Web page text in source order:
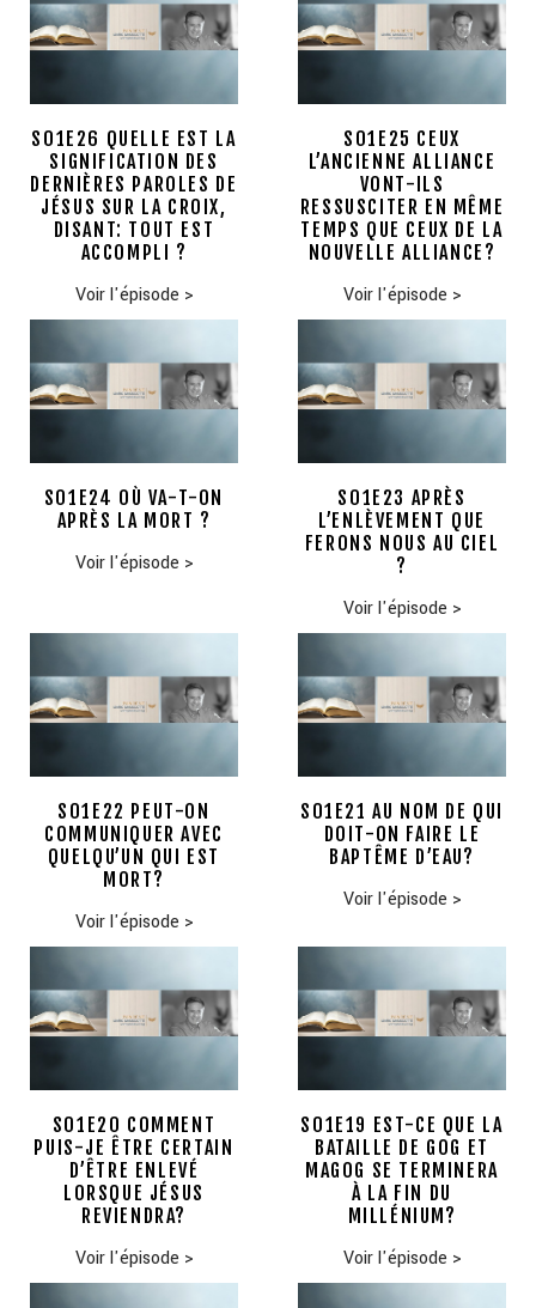
S01E26 QUELLE EST LA
SIGNIFICATION DES
DERNIÈRES PAROLES DE
JÉSUS SUR LA CROIX,
DISANT: TOUT EST
ACCOMPLI ?
Voir l'épisode >
S01E25 CEUX
L’ANCIENNE ALLIANCE
VONT-ILS
RESSUSCITER EN MÊME
TEMPS QUE CEUX DE LA
NOUVELLE ALLIANCE?
Voir l'épisode >
S01E24 OÙ VA-T-ON
APRÈS LA MORT ?
Voir l'épisode >
S01E23 APRÈS
L’ENLÈVEMENT QUE
FERONS NOUS AU CIEL
?
Voir l'épisode >
S01E22 PEUT-ON
COMMUNIQUER AVEC
QUELQU’UN QUI EST
MORT?
Voir l'épisode >
S01E21 AU NOM DE QUI
DOIT-ON FAIRE LE
BAPTÊME D’EAU?
Voir l'épisode >
S01E20 COMMENT
PUIS-JE ÊTRE CERTAIN
D’ÊTRE ENLEVÉ
LORSQUE JÉSUS
REVIENDRA?
Voir l'épisode >
S01E19 EST-CE QUE LA
BATAILLE DE GOG ET
MAGOG SE TERMINERA
À LA FIN DU
MILLÉNIUM?
Voir l'épisode >